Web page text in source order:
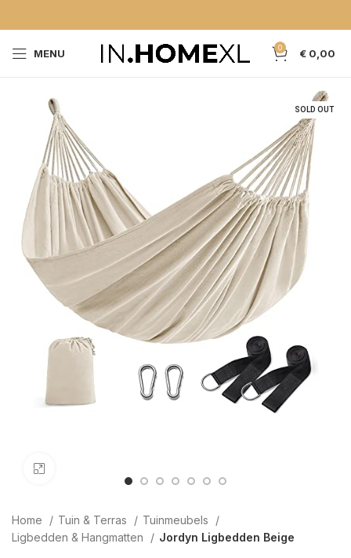
MENU 0 € 0,00
SOLD OUT
Home Tuin & Terras
Tuinmeubels
Ligbedden & Hangmatten
Jordyn Ligbedden Beige